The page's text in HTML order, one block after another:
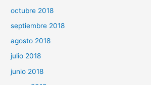
octubre 2018
septiembre 2018
agosto 2018
julio 2018
junio 2018